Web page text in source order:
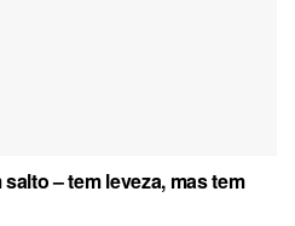
– tem leveza, mas tem